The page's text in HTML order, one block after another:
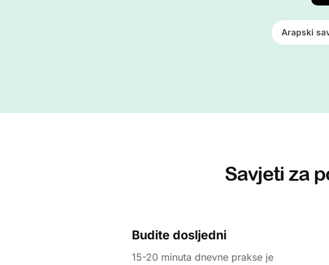
Arapski
Savjeti za
Budite dosljedni
15-20 minuta dnevne prakse je